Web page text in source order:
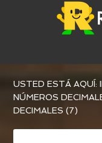
USTED ESTÁ AQUÍ:
NÚMEROS
DECIMALES (7)